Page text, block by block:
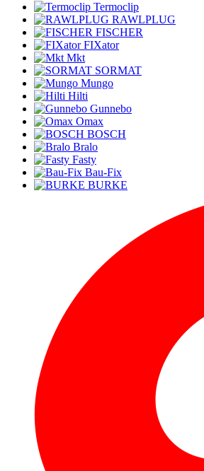
Termoclip
RAWLPLUG
FISCHER
FIXator
Mkt
SORMAT
Mungo
Hilti
Gunnebo
Omax
BOSCH
Bralo
Fasty
Bau-Fix
BURKE